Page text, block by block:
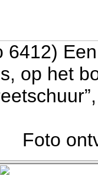
6412)
op het
Foto